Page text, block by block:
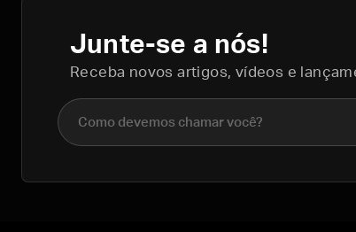
Junte-se a nós!
Receba novos artigos, vídeos e
Nome completo